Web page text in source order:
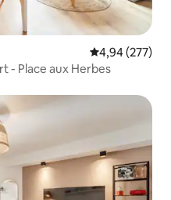
Średnia
4,94 (277)
- Place aux Herbes